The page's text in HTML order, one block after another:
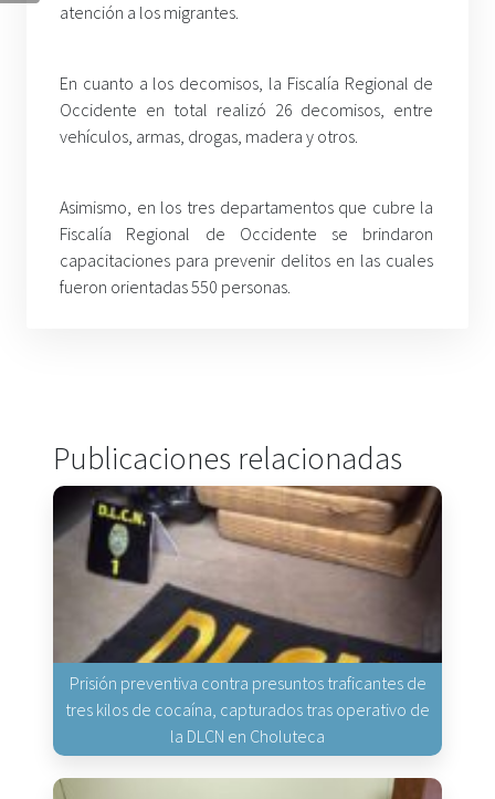
atención a los migrantes.
En cuanto a los decomisos, la Fiscalía Regional de
Occidente en total realizó 26 decomisos, entre
vehículos, armas, drogas, madera y otros.
Asimismo, en los tres departamentos que cubre la
Fiscalía Regional de Occidente se brindaron
capacitaciones para prevenir delitos en las cuales
fueron orientadas 550 personas.
Publicaciones relacionadas
Prisión preventiva contra presuntos traficantes de
tres kilos de cocaína, capturados tras operativo de
la DLCN en Choluteca